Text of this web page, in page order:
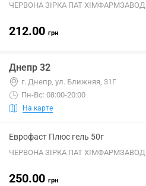
ЧЕРВОНА ЗІРКА ПАТ ХІМФАРМЗАВОД
212.00 грн
Днепр 32
г. Днепр, ул. Ближняя, 31Г
Пн-Вс: 08:00-20:00
На карте
Еврофаст Плюс гель 50г
ЧЕРВОНА ЗІРКА ПАТ ХІМФАРМЗАВОД
250.00 грн